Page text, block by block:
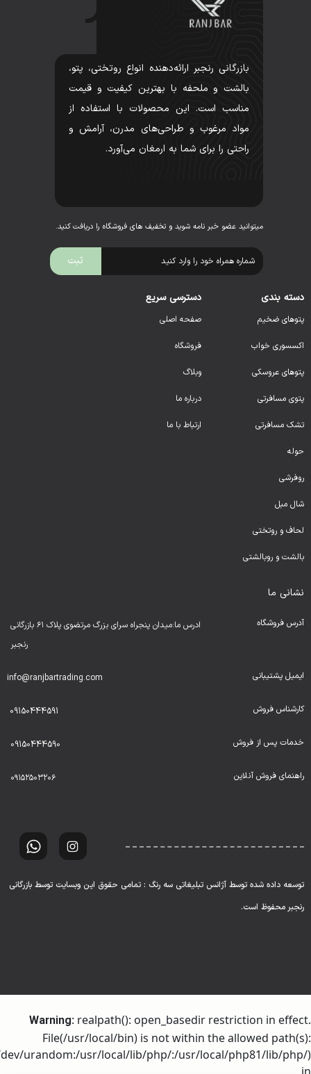
بازرگانی رنجبر ارائه‌دهنده انواع روتختی، پتو،
بالشت و ملحفه با بهترین کیفیت و قیمت
مناسب است. این محصولات با استفاده از
مواد مرغوب و طراحی‌های مدرن، آرامش و
راحتی را برای شما به ارمغان می‌آورد.
میتوانید عضو خبر نامه شوید و تخفیف های فروشگاه را دریافت کنید.
دسته بندی
پتوهای ضخیم
اکسسوری خواب
پتوهای عروسکی
پتوی مسافرتی
تشک مسافرتی
حوله
روفرشی
شال مبل
لحاف و روتختی
بالشت و روبالشتی
دسترسی سریع
صفحه اصلی
فروشگاه
وبلاگ
درباره ما
ارتباط با ما
نشانی ما
آدرس فروشگاه
ادرس ما:میدان پنجراه سرای بزرگ مرتضوی پلاک ۶۱ بازرگانی
رنجبر
ایمیل پشتیبانی info@ranjbartrading.com
کارشناس فروش 09150444591
خدمات پس از فروش 09150444590
راهنمای فروش آنلاین ۰۹۱۵۲۵۰۳۲۰۶
توسعه داده شده توسط آژانس تبلیغاتی سه رنگ : تمامی حقوق این وبسایت توسط بازرگانی
رنجبر محفوظ است.
Warning: realpath(): open_basedir restriction in effect.
File(/usr/local/bin) is not within the allowed path(s):
urandom:/usr/local/lib/php/:/usr/local/php81/lib/php/)